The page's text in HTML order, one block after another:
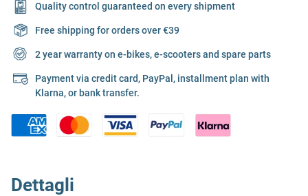
Quality control guaranteed on every shipment
Free shipping for orders over €39
2 year warranty on e-bikes, e-scooters and spare parts
Payment via credit card, PayPal, installment plan with
Klarna, or bank transfer.
Dettagli